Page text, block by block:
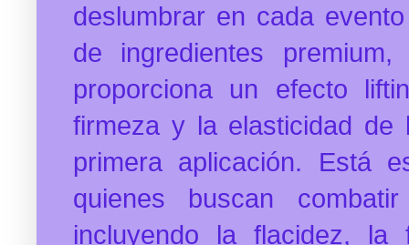
deslumbrar en cada
de ingredientes
proporciona un efecto
firmeza y la elasticidad
primera aplicación. Está
quienes buscan
incluyendo la flacidez,